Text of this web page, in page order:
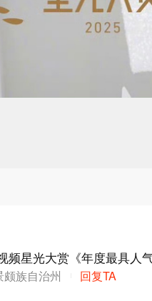
频星光大赏《年度最具人
族自治州 回复TA